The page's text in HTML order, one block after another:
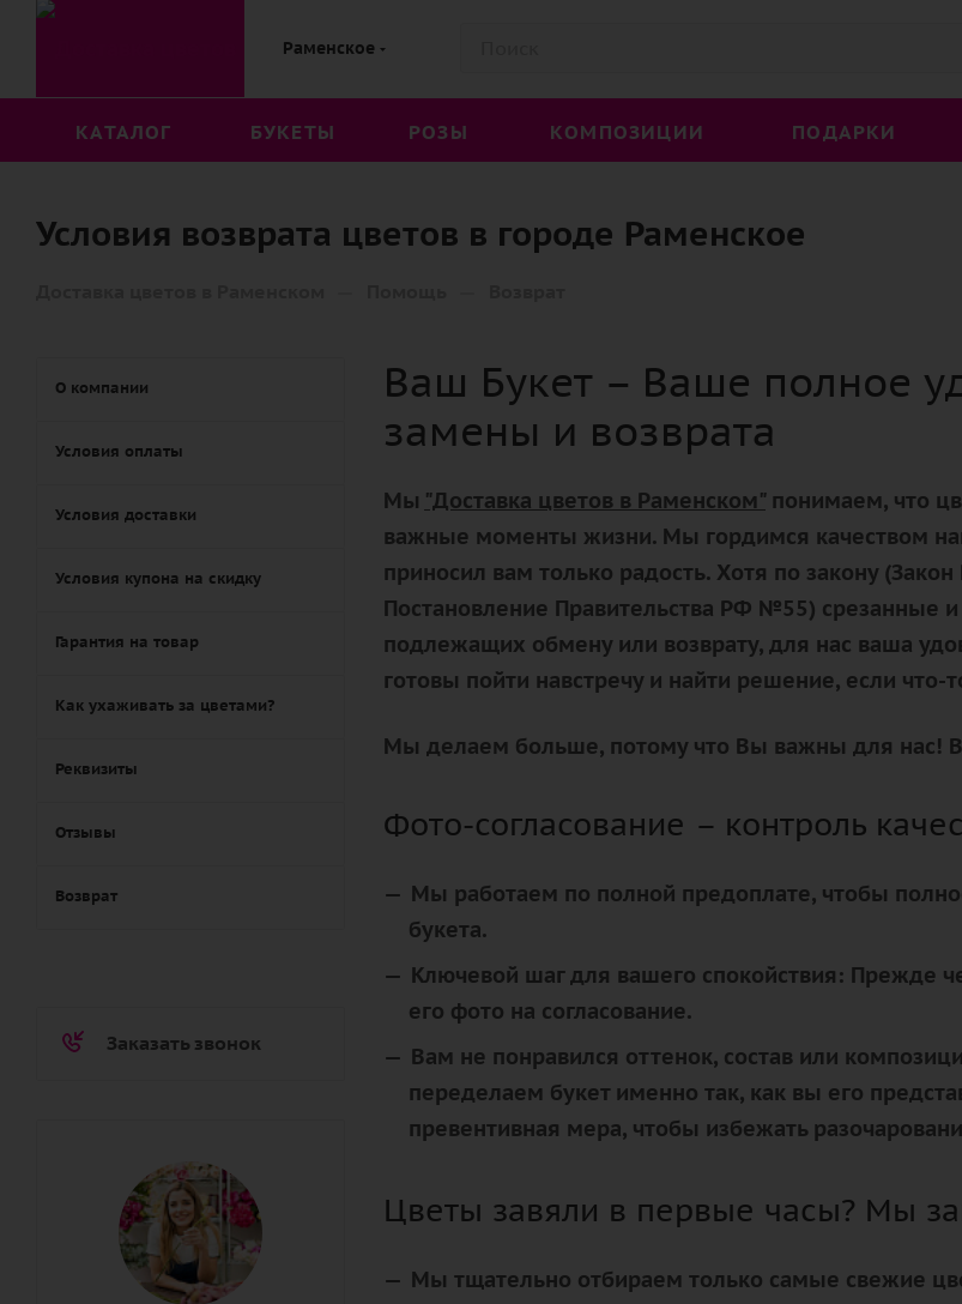
Раменское
КАТАЛОГ БУКЕТЫ РОЗЫ КОМПОЗИЦИИ ПОДАРКИ
Условия возврата цветов в городе Раменское
Ваш Букет – Ваше полное
замены и возврата
Мы "Доставка цветов в Раменском"понимаем, что
важные моменты жизни. Мы гордимся качеством
приносил вам только радость. Хотя по закону
Постановление Правительства РФ №55) срезанные
подлежащих обмену или возврату, для нас ваша
готовы пойти навстречу и найти решение, если что-
Мы делаем больше, потому что Вы важны для нас!
Фото-согласование – контроль
Мы работаем по полной предоплате, чтобы
букета.
Ключевой шаг для вашего спокойствия: Прежде
его фото на согласование.
Вам не понравился оттенок, состав или
переделаем букет именно так, как вы его
превентивная мера, чтобы избежать
Цветы завяли в первые часы? Мы
Мы тщательно отбираем только самые свежие
О компании
Условия оплаты
Условия доставки
Условия купона на скидку
Гарантия на товар
Как ухаживать за цветами?
Реквизиты
Отзывы
Возврат
Заказать звонок